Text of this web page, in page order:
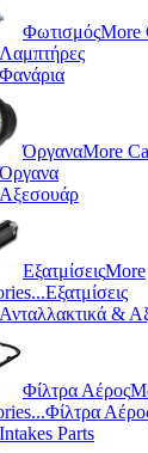
ΦωτισμόςMore
Λαμπτήρες
Φανάρια
ΌργαναMore
Όργανα
Αξεσουάρ
ΕξατμίσειςMore
Εξατμίσεις
Ανταλλακτικά &
Φίλτρα Αέρος
Φίλτρα
Intakes Parts